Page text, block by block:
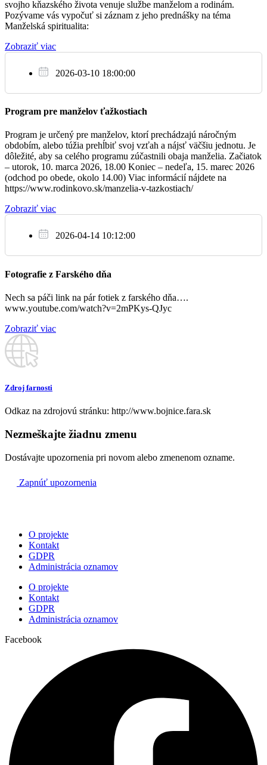
16:30
+ Štefánia a Anton Kulich
Dubnica
+ Dušan a Rudolf
12.8.
17:30
+ Štefan Košík
Bojnice
13.8.
+ Alica Horváthová
08:30
+ Štefan a Mária Adámik a rodičia
Šútovce
08:30
Dubnica
10:00
za farnosť
Bojnice
+ Valéria a Mikuláš Haláč a rodičia z oboch strán
Bojnice
svojho kňazského života venuje službe manželom a rodinám.
Pozývame vás vypočuť si záznam z jeho prednášky na téma
Manželská spiritualita:
Zobraziť viac
2026-03-10 18:00:00
Program pre manželov ťažkostiach
Program je určený pre manželov, ktorí prechádzajú náročným
obdobím, alebo túžia prehĺbiť svoj vzťah a nájsť väčšiu jednotu. Je
dôležité, aby sa celého programu zúčastnili obaja manželia. Začiatok
– utorok, 10. marca 2026, 18.00 Koniec – nedeľa, 15. marec 2026
(odchod po obede, okolo 14.00) Viac informácií nájdete na
https://www.rodinkovo.sk/manzelia-v-tazkostiach/
Zobraziť viac
2026-04-14 10:12:00
Fotografie z Farského dňa
Nech sa páči link na pár fotiek z farského dňa….
www.youtube.com/watch?v=2mPKys-QJyc
Zobraziť viac
Zdroj farnosti
Odkaz na zdrojovú stránku: http://www.bojnice.fara.sk
Nezmeškajte žiadnu zmenu
Dostávajte upozornenia pri novom alebo zmenenom ozname.
Zapnúť upozornenia
O projekte
Kontakt
GDPR
Administrácia oznamov
O projekte
Kontakt
GDPR
Administrácia oznamov
Facebook